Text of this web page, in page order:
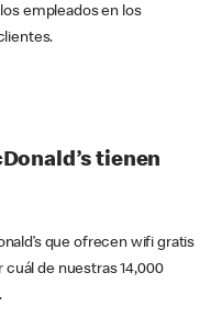
empleados en los
tienen
que ofrecen wifi gratis
cuál de nuestras 14,000